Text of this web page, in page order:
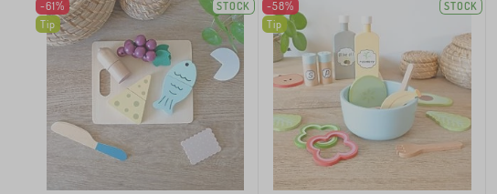
-61%
Tip
STOCK
-58%
Tip
STOCK